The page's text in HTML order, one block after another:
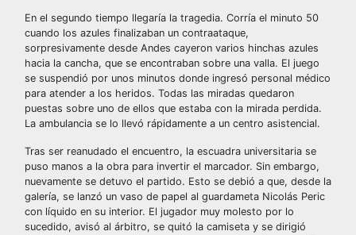
En el segundo tiempo llegaría la tragedia. Corría el minuto 50
cuando los azules finalizaban un contraataque,
sorpresivamente desde Andes cayeron varios hinchas azules
hacia la cancha, que se encontraban sobre una valla. El juego
se suspendió por unos minutos donde ingresó personal médico
para atender a los heridos. Todas las miradas quedaron
puestas sobre uno de ellos que estaba con la mirada perdida.
La ambulancia se lo llevó rápidamente a un centro asistencial.
Tras ser reanudado el encuentro, la escuadra universitaria se
puso manos a la obra para invertir el marcador. Sin embargo,
nuevamente se detuvo el partido. Esto se debió a que, desde la
galería, se lanzó un vaso de papel al guardameta Nicolás Peric
con líquido en su interior. El jugador muy molesto por lo
sucedido, avisó al árbitro, se quitó la camiseta y se dirigió